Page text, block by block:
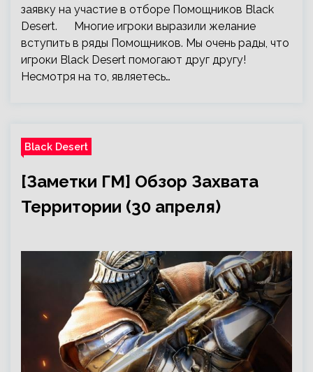
заявку на участие в отборе Помощников Black
Desert. Многие игроки выразили желание
вступить в ряды Помощников. Мы очень рады, что
игроки Black Desert помогают друг другу!
Несмотря на то, являетесь…
Black Desert
[Заметки ГМ] Обзор Захвата
Территории (30 апреля)